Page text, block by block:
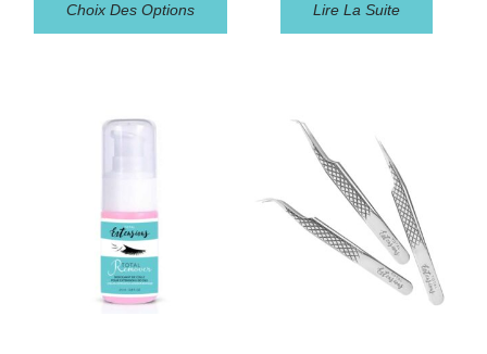
Choix Des Options Lire La Suite